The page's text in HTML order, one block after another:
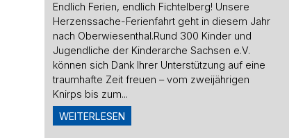
Endlich Ferien, endlich Fichtelberg! Unsere
Herzenssache-Ferienfahrt geht in diesem Jahr
nach Oberwiesenthal.Rund 300 Kinder und
Jugendliche der Kinderarche Sachsen e.V.
können sich Dank Ihrer Unterstützung auf eine
traumhafte Zeit freuen – vom zweijährigen
Knirps bis zum...
WEITERLESEN